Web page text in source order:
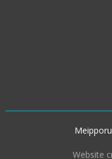
Website